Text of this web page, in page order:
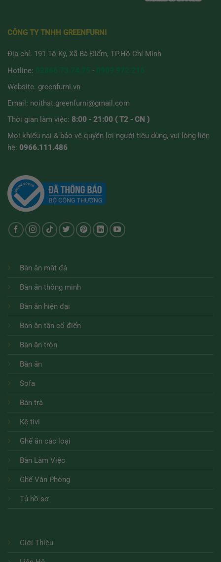
CÔNG TY TNHH GREENFURNI
Địa chỉ: 191 Tô Ký, Xã Bà Điểm, TP.Hồ Chí Minh
Hotline:
-
Website: greenfurni.vn
Email: noithat.greenfurni@gmail.com
Thời gian làm việc: 8:00 - 21:00 ( T2 - CN )
Mọi khiếu nại & bảo vệ quyền lợi người tiêu dùng, vui lòng liên
hệ: 0966.111.486
Bàn ăn mặt đá
Bàn ăn thông minh
Bàn ăn hiện đại
Bàn ăn tân cổ điển
Bàn ăn tròn
Bàn ăn
Sofa
Bàn trà
Kệ tivi
Ghế ăn các loại
Bàn Làm Việc
Ghế Văn Phòng
Tủ hồ sơ
Giới Thiệu